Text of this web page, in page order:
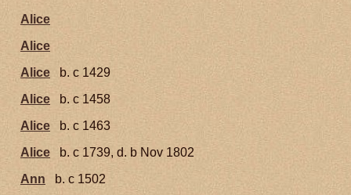
Alice
Alice
Alice
b. c 1429
Alice
b. c 1458
Alice
b. c 1463
Alice
b. c 1739, d. b Nov 1802
Ann
b. c 1502